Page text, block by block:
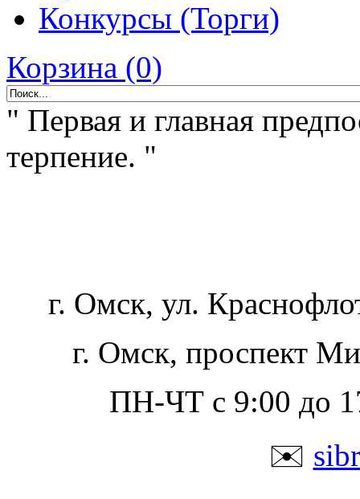
Конкурсы (Торги)
Корзина (0)
" Первая и главная
терпение. "
г. Омск, ул.
г. Омск, проспект
ПН-ЧТ с 9:00 до
✉️